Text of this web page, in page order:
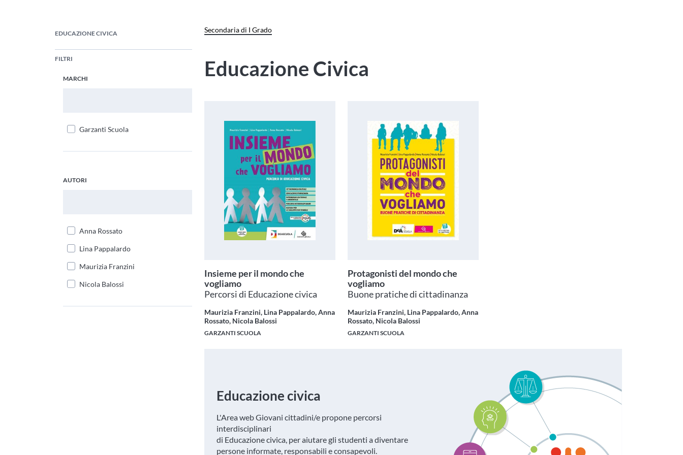
EDUCAZIONE CIVICA
FILTRI
MARCHI
Garzanti Scuola
AUTORI
Anna Rossato
Lina Pappalardo
Maurizia Franzini
Nicola Balossi
Secondaria di I Grado
Educazione Civica
Insieme per il mondo che
vogliamo
Percorsi di Educazione civica
Maurizia Franzini, Lina Pappalardo, Anna
Rossato, Nicola Balossi
GARZANTI SCUOLA
Protagonisti del mondo che
vogliamo
Buone pratiche di cittadinanza
Maurizia Franzini, Lina Pappalardo, Anna
Rossato, Nicola Balossi
GARZANTI SCUOLA
Educazione civica
L'Area web Giovani cittadini/e propone percorsi
interdisciplinari
di Educazione civica, per aiutare gli studenti a diventare
persone informate, responsabili e consapevoli.